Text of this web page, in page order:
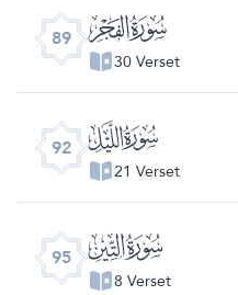
89 ﰆ
30 Verset
92 ﰉ
21 Verset
95 ﰌ
8 Verset